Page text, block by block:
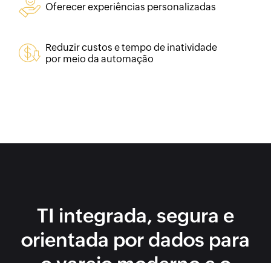
Oferecer experiências personalizadas
Reduzir custos e tempo de inatividade
por meio da automação
TI integrada, segura e
orientada por dados para